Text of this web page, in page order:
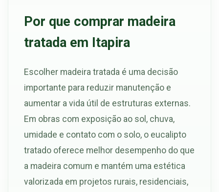
Por que comprar madeira
tratada em Itapira
Escolher madeira tratada é uma decisão
importante para reduzir manutenção e
aumentar a vida útil de estruturas externas.
Em obras com exposição ao sol, chuva,
umidade e contato com o solo, o eucalipto
tratado oferece melhor desempenho do que
a madeira comum e mantém uma estética
valorizada em projetos rurais, residenciais,